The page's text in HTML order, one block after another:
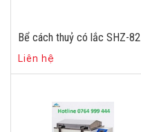
Bể cách thuỷ có lắc SHZ-82
Liên hệ